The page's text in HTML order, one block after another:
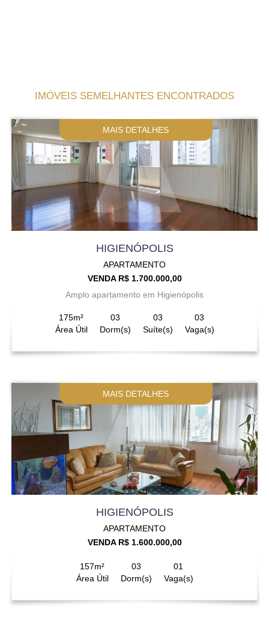
IMÓVEIS SEMELHANTES ENCONTRADOS
MAIS DETALHES
HIGIENÓPOLIS
APARTAMENTO
VENDA R$ 1.700.000,00
Amplo apartamento em Higienópolis
175m²
Área Útil
03
Dorm(s)
03
Suíte(s)
03
Vaga(s)
MAIS DETALHES
HIGIENÓPOLIS
APARTAMENTO
VENDA R$ 1.600.000,00
157m²
Área Útil
03
Dorm(s)
01
Vaga(s)